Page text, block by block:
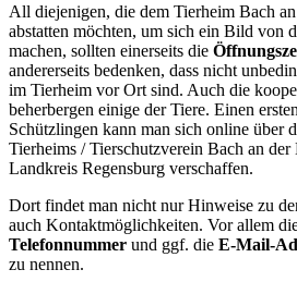
All diejenigen, die dem Tierheim Bach
abstatten möchten, um sich ein Bild von
machen, sollten einerseits die
andererseits bedenken, dass nicht
im Tierheim vor Ort sind. Auch die
beherbergen einige der Tiere. Einen
Schützlingen kann man sich online über
Tierheims / Tierschutzverein Bach an
Landkreis Regensburg verschaffen.
Dort findet man nicht nur Hinweise zu
auch Kontaktmöglichkeiten. Vor allem
Telefonnummer und ggf. die E-Mail-
zu nennen.